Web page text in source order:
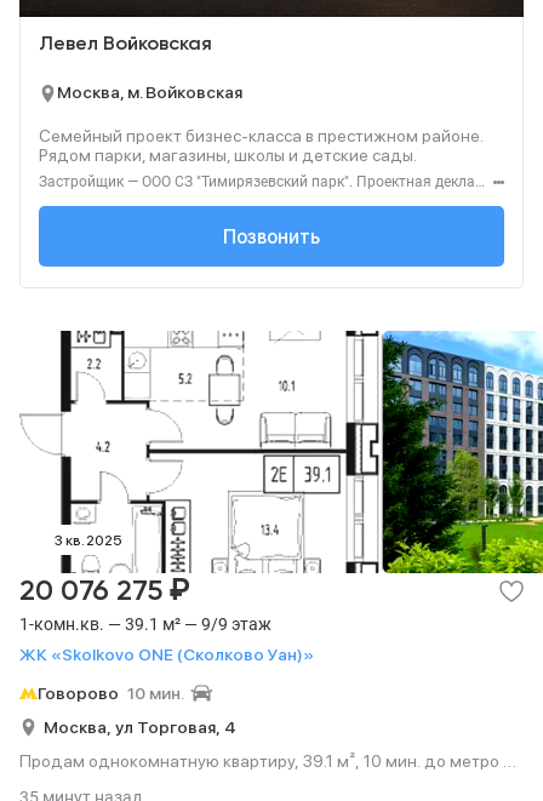
Левел Войковская
Москва, м. Войковская
Семейный проект бизнес-класса в престижном районе.
Рядом парки, магазины, школы и детские сады.
Застройщик — ООО СЗ "Тимирязевский парк". Проектная декларация — наш.дом.рф. Акция до 31.08.2026. Не оферта. Подробности — level.ru
+7 (495) 137-47-...
Позвонить
3 кв. 2025
1-комн.кв. — 39.1 м² — 9/9 этаж
ЖК «Skolkovo ONE (Сколково Уан)»
20 076 275 ₽
Говорово 10 мин.
Москва, ул Торговая, 4
Продам однокомнатную квартиру, 39.1 м², 10 мин. до метро на